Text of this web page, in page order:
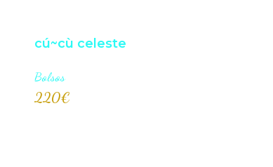
cú~cù celeste
Bolsos
220€